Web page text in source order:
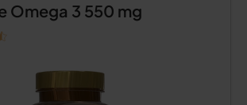
Omega 3 550 mg